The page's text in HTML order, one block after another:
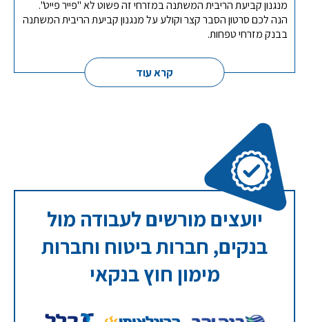
מנגנון קביעת הריבית המשתנה במזרחי זה פשוט לא "פייר פייט".
הנה לכם סרטון הסבר קצר וקולע על מנגנון קביעת הריבית המשתנה
בבנק מזרחי טפחות.
קרא עוד
יועצים מורשים לעבודה מול
בנקים, חברות ביטוח וחברות
מימון חוץ בנקאי